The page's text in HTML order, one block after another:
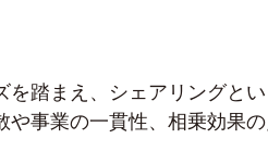
を踏まえ、シェアリングと
や事業の一貫性、相乗効果